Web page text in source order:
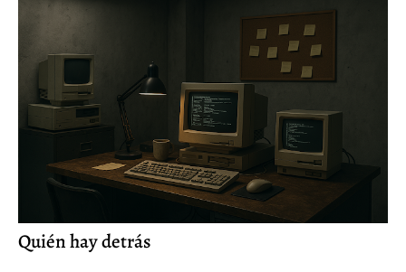
Quién hay detrás